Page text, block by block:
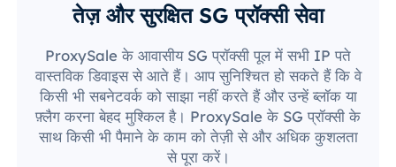
तेज़ और सुरक्षित SG प्रॉक्सी सेवा
ProxySale के आवासीय SG प्रॉक्सी पूल में सभी IP पते
वास्तविक डिवाइस से आते हैं। आप सुनिश्चित हो सकते हैं कि वे
किसी भी सबनेटवर्क को साझा नहीं करते हैं और उन्हें ब्लॉक या
फ़्लैग करना बेहद मुश्किल है। ProxySale के SG प्रॉक्सी के
साथ किसी भी पैमाने के काम को तेज़ी से और अधिक कुशलता
से पूरा करें।